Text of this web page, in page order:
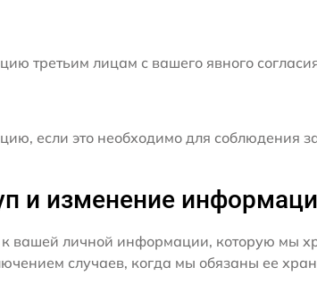
третьим лицам с вашего явного
если это необходимо для соблюдения
и изменение
вашей личной информации, которую мы
случаев, когда мы обязаны ее